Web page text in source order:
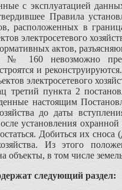
с эксплуатацией
Правила
расположенных в
электросетевого
актов,
№ 160 невозможно
и
электросетевого
третий пункта 2
настоящим
до даты
установления
До­биться их
хозяйства. Из этого
объекты, в том числе
следующий раздел: